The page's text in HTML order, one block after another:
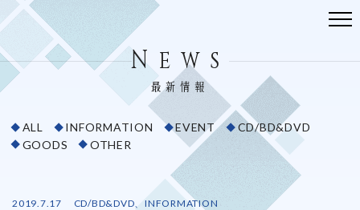
NEWS
STORY
News
最新情報
ALL INFORMATION EVENT
CD/BD&DVD
GOODS
OTHER
2019.7.17 CD/BD&DVD INFORMATION